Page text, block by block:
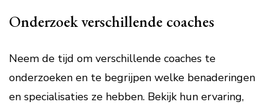
Onderzoek verschillende coaches
Neem de tijd om verschillende coaches te
onderzoeken en te begrijpen welke benaderingen
en specialisaties ze hebben. Bekijk hun ervaring,